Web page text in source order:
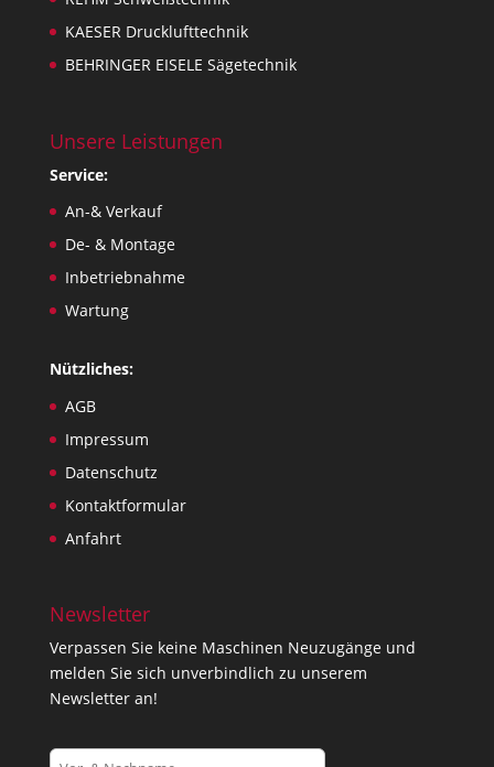
KAESER Drucklufttechnik
BEHRINGER EISELE Sägetechnik
Unsere Leistungen
Service:
An-& Verkauf
De- & Montage
Inbetriebnahme
Wartung
Nützliches:
AGB
Impressum
Datenschutz
Kontaktformular
Anfahrt
Newsletter
Verpassen Sie keine Maschinen Neuzugänge und
melden Sie sich unverbindlich zu unserem
Newsletter an!